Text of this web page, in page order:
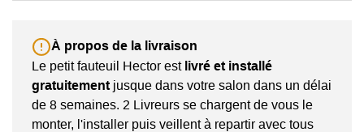
À propos de la livraison
Le petit fauteuil Hector est livré et installé
gratuitementjusque dans votre salon dans un délai
de 8 semaines. 2 Livreurs se chargent de vous le
monter, l'installer puis veillent à repartir avec tous